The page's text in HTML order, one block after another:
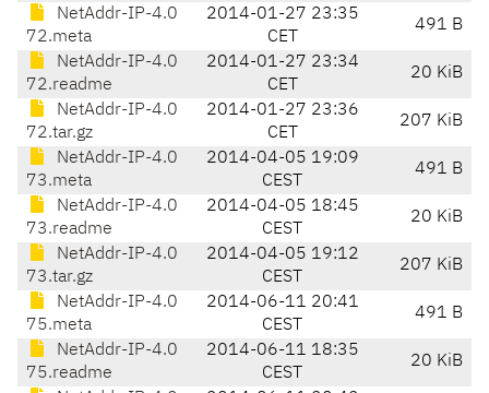
NetAddr-IP-4.0
72.meta
2014-01-27 23:35
CET
491 B
NetAddr-IP-4.0
72.readme
2014-01-27 23:34
CET
20 KiB
NetAddr-IP-4.0
72.tar.gz
2014-01-27 23:36
CET
207 KiB
NetAddr-IP-4.0
73.meta
2014-04-05 19:09
CEST
491 B
NetAddr-IP-4.0
73.readme
2014-04-05 18:45
CEST
20 KiB
NetAddr-IP-4.0
73.tar.gz
2014-04-05 19:12
CEST
207 KiB
NetAddr-IP-4.0
75.meta
2014-06-11 20:41
CEST
491 B
NetAddr-IP-4.0
75.readme
2014-06-11 18:35
CEST
20 KiB